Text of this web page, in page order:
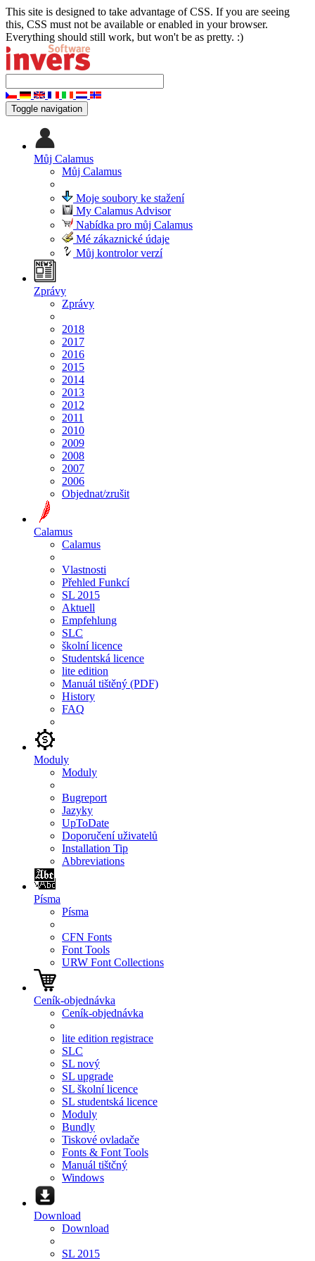
This site is designed to take advantage of CSS. If you are seeing
this, CSS must not be available or enabled in your browser.
Everything should still work, but won't be as pretty. :)
Toggle navigation
Můj Calamus
Můj Calamus
Moje soubory ke stažení
My Calamus Advisor
Nabídka pro můj Calamus
Mé zákaznické údaje
Můj kontrolor verzí
Zprávy
Zprávy
2018
2017
2016
2015
2014
2013
2012
2011
2010
2009
2008
2007
2006
Objednat/zrušit
Calamus
Calamus
Vlastnosti
Přehled Funkcí
SL 2015
Aktuell
Empfehlung
SLC
školní licence
Studentská licence
lite edition
Manuál tištěný (PDF)
History
FAQ
Moduly
Moduly
Bugreport
Jazyky
UpToDate
Doporučení uživatelů
Installation Tip
Abbreviations
Písma
Písma
CFN Fonts
Font Tools
URW Font Collections
Ceník-objednávka
Ceník-objednávka
lite edition registrace
SLC
SL nový
SL upgrade
SL školní licence
SL studentská licence
Moduly
Bundly
Tiskové ovladače
Fonts & Font Tools
Manuál tištčný
Windows
Download
Download
SL 2015